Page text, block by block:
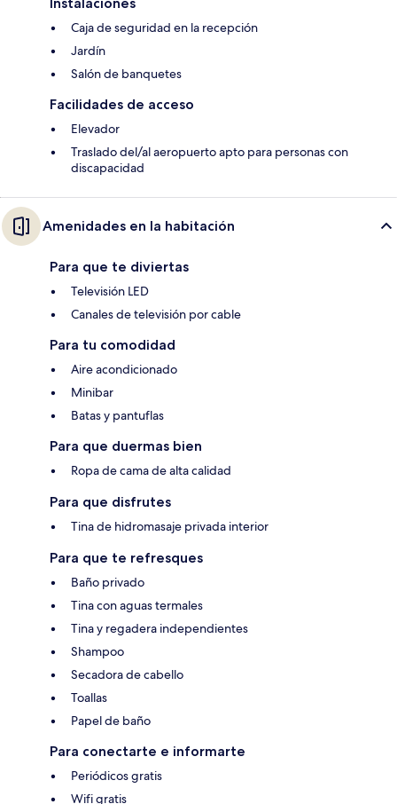
Caja de seguridad en la recepción
Jardín
Salón de banquetes
Facilidades de acceso
Elevador
Traslado del/al aeropuerto apto para personas con
discapacidad
Amenidades en la habitación
Para que te diviertas
Televisión LED
Canales de televisión por cable
Para tu comodidad
Aire acondicionado
Minibar
Batas y pantuflas
Para que duermas bien
Ropa de cama de alta calidad
Para que disfrutes
Tina de hidromasaje privada interior
Para que te refresques
Baño privado
Tina con aguas termales
Tina y regadera independientes
Shampoo
Secadora de cabello
Toallas
Papel de baño
Para conectarte e informarte
Periódicos gratis
Wifi gratis